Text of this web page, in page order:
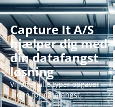
Capture It A/S
hjælper dig med
din datafangst
løsning
Vi løfter alle typer opgaver
inden for datafangst.